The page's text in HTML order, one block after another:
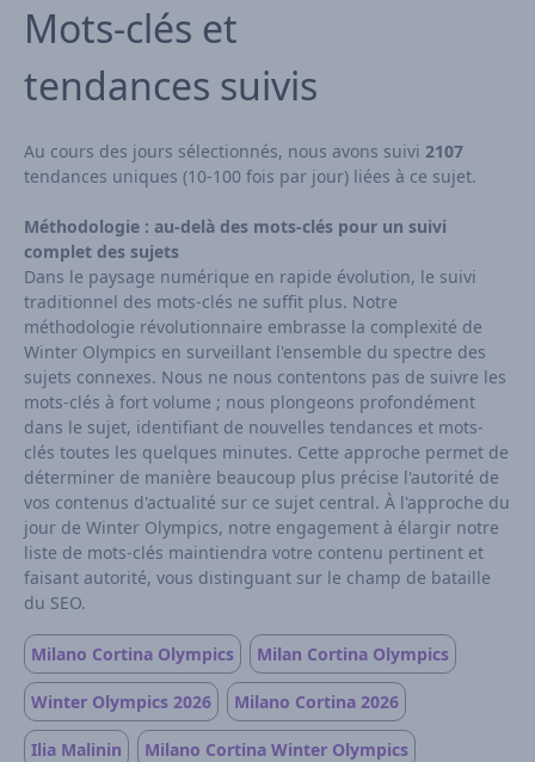
Mots-clés et
tendances suivis
Au cours des jours sélectionnés, nous avons suivi 2107
tendances uniques (10-100 fois par jour) liées à ce sujet.
Méthodologie : au-delà des mots-clés pour un suivi
complet des sujets
Dans le paysage numérique en rapide évolution, le suivi
traditionnel des mots-clés ne suffit plus. Notre
méthodologie révolutionnaire embrasse la complexité de
Winter Olympics en surveillant l'ensemble du spectre des
sujets connexes. Nous ne nous contentons pas de suivre les
mots-clés à fort volume ; nous plongeons profondément
dans le sujet, identifiant de nouvelles tendances et mots-
clés toutes les quelques minutes. Cette approche permet de
déterminer de manière beaucoup plus précise l'autorité de
vos contenus d'actualité sur ce sujet central. À l'approche du
jour de Winter Olympics, notre engagement à élargir notre
liste de mots-clés maintiendra votre contenu pertinent et
faisant autorité, vous distinguant sur le champ de bataille
du SEO.
Milano Cortina Olympics Milan Cortina Olympics
Winter Olympics 2026 Milano Cortina 2026
Ilia Malinin Milano Cortina Winter Olympics